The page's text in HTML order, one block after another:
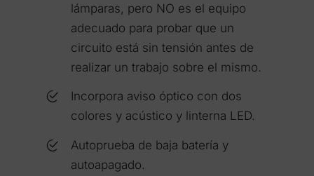
lámparas, pero NO es el equipo
adecuado para probar que un
circuito está sin tensión antes de
realizar un trabajo sobre el mismo.
Incorpora aviso óptico con dos
colores y acústico y linterna LED.
Autoprueba de baja batería y
autoapagado.